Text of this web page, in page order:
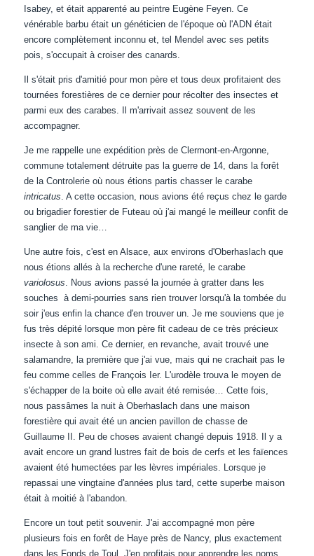
Isabey, et était apparenté au peintre Eugène Feyen. Ce
vénérable barbu était un généticien de l'époque où l'ADN était
encore complètement inconnu et, tel Mendel avec ses petits
pois, s'occupait à croiser des canards.
Il s'était pris d'amitié pour mon père et tous deux profitaient des
tournées forestières de ce dernier pour récolter des insectes et
parmi eux des carabes. Il m'arrivait assez souvent de les
accompagner.
Je me rappelle une expédition près de Clermont-en-Argonne,
commune totalement détruite pas la guerre de 14, dans la forêt
de la Controlerie où nous étions partis chasser le carabe
intricatus. A cette occasion, nous avions été reçus chez le garde
ou brigadier forestier de Futeau où j'ai mangé le meilleur confit de
sanglier de ma vie…
Une autre fois, c'est en Alsace, aux environs d'Oberhaslach que
nous étions allés à la recherche d'une rareté, le carabe
variolosus. Nous avions passé la journée à gratter dans les
souches à demi-pourries sans rien trouver lorsqu'à la tombée du
soir j'eus enfin la chance d'en trouver un. Je me souviens que je
fus très dépité lorsque mon père fit cadeau de ce très précieux
insecte à son ami. Ce dernier, en revanche, avait trouvé une
salamandre, la première que j'ai vue, mais qui ne crachait pas le
feu comme celles de François Ier. L'urodèle trouva le moyen de
s'échapper de la boite où elle avait été remisée… Cette fois,
nous passâmes la nuit à Oberhaslach dans une maison
forestière qui avait été un ancien pavillon de chasse de
Guillaume II. Peu de choses avaient changé depuis 1918. Il y a
avait encore un grand lustres fait de bois de cerfs et les faïences
avaient été humectées par les lèvres impériales. Lorsque je
repassai une vingtaine d'années plus tard, cette superbe maison
était à moitié à l'abandon.
Encore un tout petit souvenir. J'ai accompagné mon père
plusieurs fois en forêt de Haye près de Nancy, plus exactement
dans les Fonds de Toul. J'en profitais pour apprendre les noms